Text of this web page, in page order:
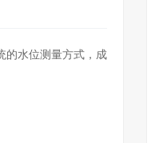
的水位测量方式，成